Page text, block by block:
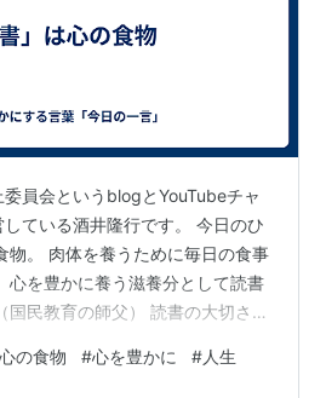
員会というblogとYouTubeチャ
ている酒井隆行です。 今日のひ
物。 肉体を養うために毎日の食事
心を豊かに養う滋養分として読書
国民教育の師父） 読書の大切さを
心の食物 #心を豊かに #人生